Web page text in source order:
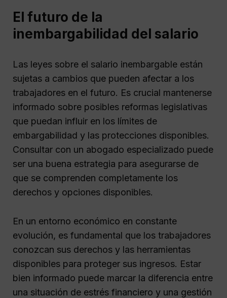
El futuro de la
inembargabilidad del salario
Las leyes sobre el salario inembargable están
sujetas a cambios que pueden afectar a los
trabajadores en el futuro. Es crucial mantenerse
informado sobre posibles reformas legislativas
que puedan influir en los límites de
embargabilidad y las protecciones disponibles.
Consultar con un abogado especializado puede
ser una buena estrategia para asegurarse de
que se comprenden completamente los
derechos y opciones disponibles.
En un entorno económico en constante
evolución, es fundamental que los trabajadores
conozcan sus derechos y las herramientas
disponibles para proteger sus ingresos. Estar
bien informado puede marcar la diferencia entre
una situación de estrés financiero y una gestión